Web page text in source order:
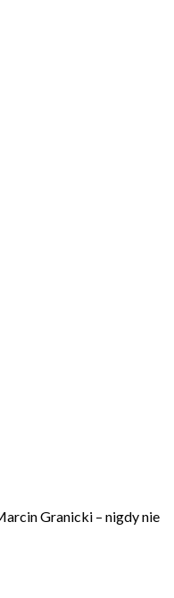
Granicki – nigdy nie